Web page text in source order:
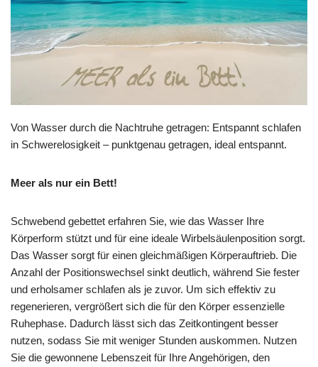
Von Wasser durch die Nachtruhe getragen: Entspannt schlafen
in Schwerelosigkeit – punktgenau getragen, ideal entspannt.
Meer als nur ein Bett!
Schwebend gebettet erfahren Sie, wie das Wasser Ihre
Körperform stützt und für eine ideale Wirbelsäulenposition sorgt.
Das Wasser sorgt für einen gleichmäßigen Körperauftrieb. Die
Anzahl der Positionswechsel sinkt deutlich, während Sie fester
und erholsamer schlafen als je zuvor. Um sich effektiv zu
regenerieren, vergrößert sich die für den Körper essenzielle
Ruhephase. Dadurch lässt sich das Zeitkontingent besser
nutzen, sodass Sie mit weniger Stunden auskommen. Nutzen
Sie die gewonnene Lebenszeit für Ihre Angehörigen, den